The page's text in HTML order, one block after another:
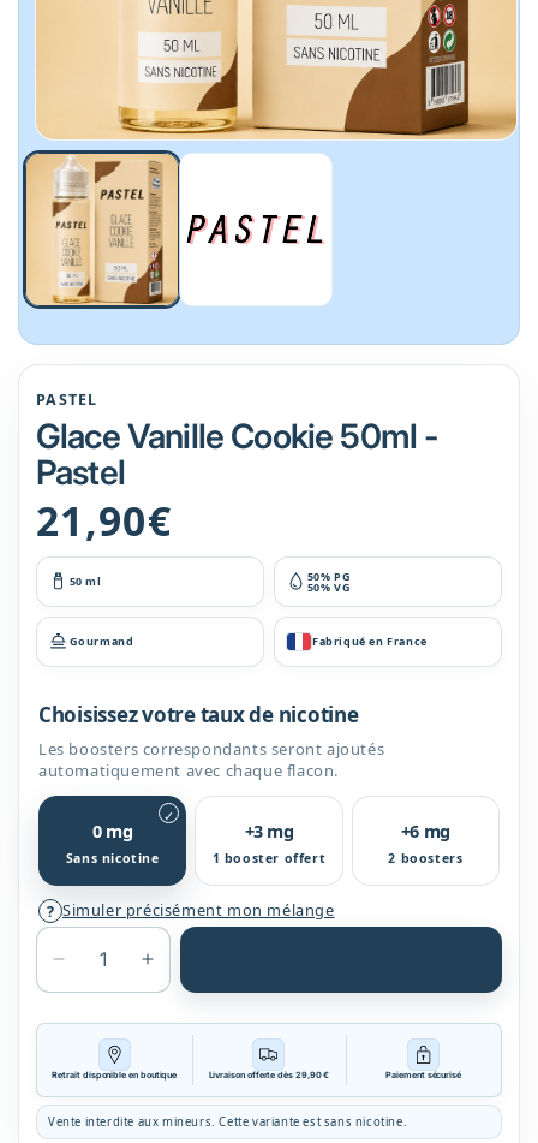
Ouvrir
média
dans
fenêtre
modale
PASTEL
Glace Vanille Cookie 50ml -
Pastel
Prix
habituel
21,90€
50 ml 50% PG
50% VG
Gourmand Fabriqué en France
Choisissez votre taux de nicotine
Les boosters correspondants seront ajoutés
automatiquement avec chaque flacon.
✓
0 mg
Sans nicotine
+3 mg
1 booster offert
+6 mg
2 boosters
? Simuler précisément mon mélange
Réduire
la
quantité
Glace
Vanille
Cookie
Augmenter
la
quantité
Glace
Vanille
Cookie
Retrait disponible en boutique Livraison offerte dès 29,90 € Paiement sécurisé
Vente interdite aux mineurs. Cette variante est sans nicotine.